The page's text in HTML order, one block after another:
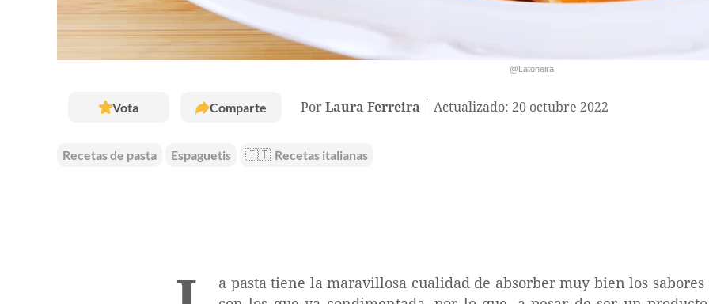
@Latoneira
Vota Comparte Por Laura Ferreira Actualizado: 20 octubre 2022
Recetas de pasta Espaguetis 🇮🇹 Recetas italianas
a pasta tiene la maravillosa cualidad de absorber muy bien los